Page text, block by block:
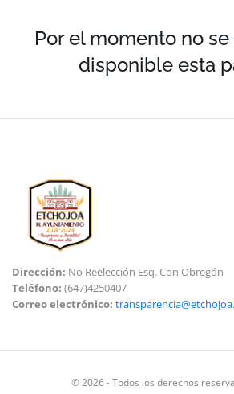
Por el momento no
disponible esta
Dirección: No Reelección Esq. Con Obregón
Teléfono: (647)4250407
Correo electrónico:
© 2026 - Todos los derechos